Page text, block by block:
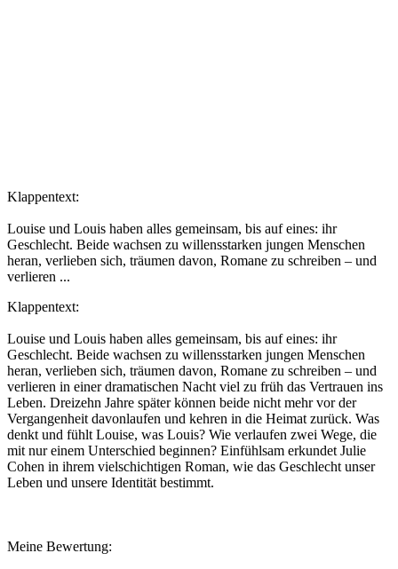
Klappentext:
Louise und Louis haben alles gemeinsam, bis auf eines: ihr
Geschlecht. Beide wachsen zu willensstarken jungen Menschen
heran, verlieben sich, träumen davon, Romane zu schreiben – und
verlieren ...
Klappentext:
Louise und Louis haben alles gemeinsam, bis auf eines: ihr
Geschlecht. Beide wachsen zu willensstarken jungen Menschen
heran, verlieben sich, träumen davon, Romane zu schreiben – und
verlieren in einer dramatischen Nacht viel zu früh das Vertrauen ins
Leben. Dreizehn Jahre später können beide nicht mehr vor der
Vergangenheit davonlaufen und kehren in die Heimat zurück. Was
denkt und fühlt Louise, was Louis? Wie verlaufen zwei Wege, die
mit nur einem Unterschied beginnen? Einfühlsam erkundet Julie
Cohen in ihrem vielschichtigen Roman, wie das Geschlecht unser
Leben und unsere Identität bestimmt.
Meine Bewertung: